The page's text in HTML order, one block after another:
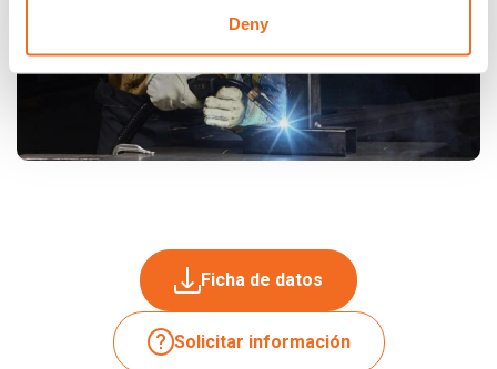
Deny
Ficha de datos
Solicitar información